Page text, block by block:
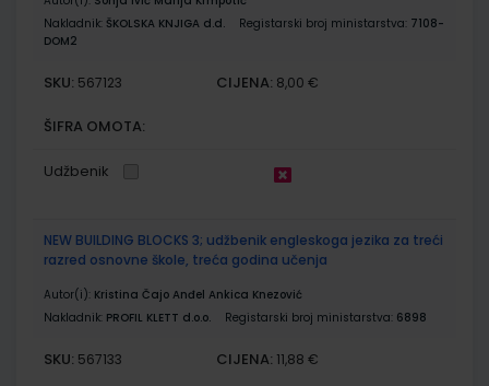
Nakladnik: ŠKOLSKA KNJIGA d.d. Registarski broj ministarstva: 7108-
DOM2
SKU: 567123 CIJENA: 8,00 €
ŠIFRA OMOTA:
Udžbenik
NEW BUILDING BLOCKS 3; udžbenik engleskoga jezika za treći
razred osnovne škole, treća godina učenja
Autor(i): Kristina Čajo Anđel Ankica Knezović
Nakladnik: PROFIL KLETT d.o.o. Registarski broj ministarstva: 6898
SKU: 567133 CIJENA: 11,88 €